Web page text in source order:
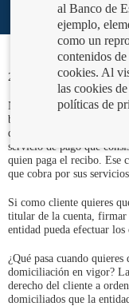
27/04/2023
No debe quedar casi
básicos desplazándose
de los recibos nos llegan
servicio de pago que
quien paga el recibo. Ese
que cobra por sus
Si como cliente quieres
titular de la cuenta, firmar
entidad pueda efectuar los
¿Qué pasa cuando
domiciliación en vigor?
derecho del cliente a
domiciliados que la
al Banco de
ejemplo,
como un
contenidos
cookies. Al
las cookies
políticas de